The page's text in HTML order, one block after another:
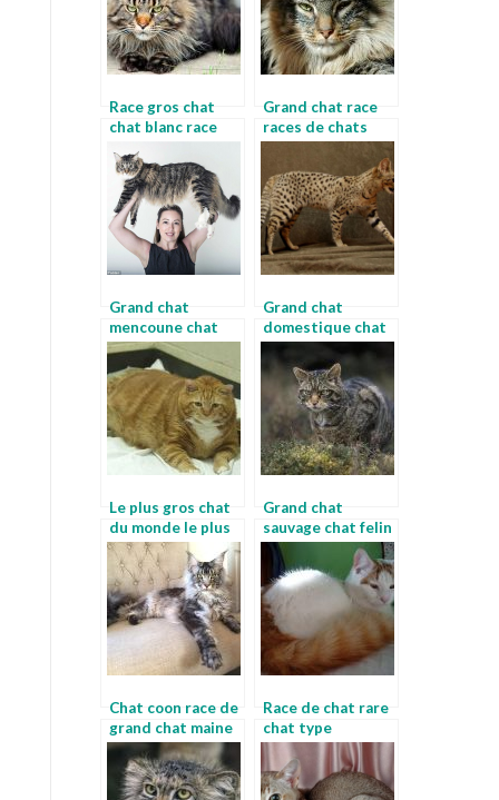
Race gros chat
chat blanc race
Grand chat race
races de chats
avec photos
Grand chat
mencoune chat
Grand chat
domestique chat
noir poil long
Le plus gros chat
du monde le plus
gros chat
domestique
Grand chat
sauvage chat felin
race
Chat coon race de
grand chat maine
coon
Race de chat rare
chat type